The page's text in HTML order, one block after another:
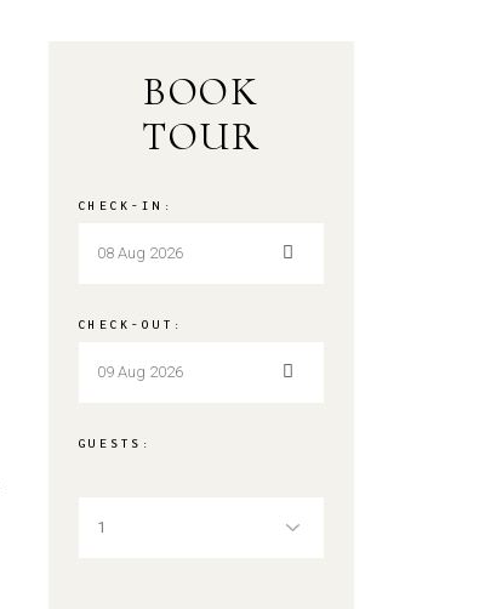
BOOK
TOUR
CHECK-IN:
CHECK-OUT:
GUESTS: